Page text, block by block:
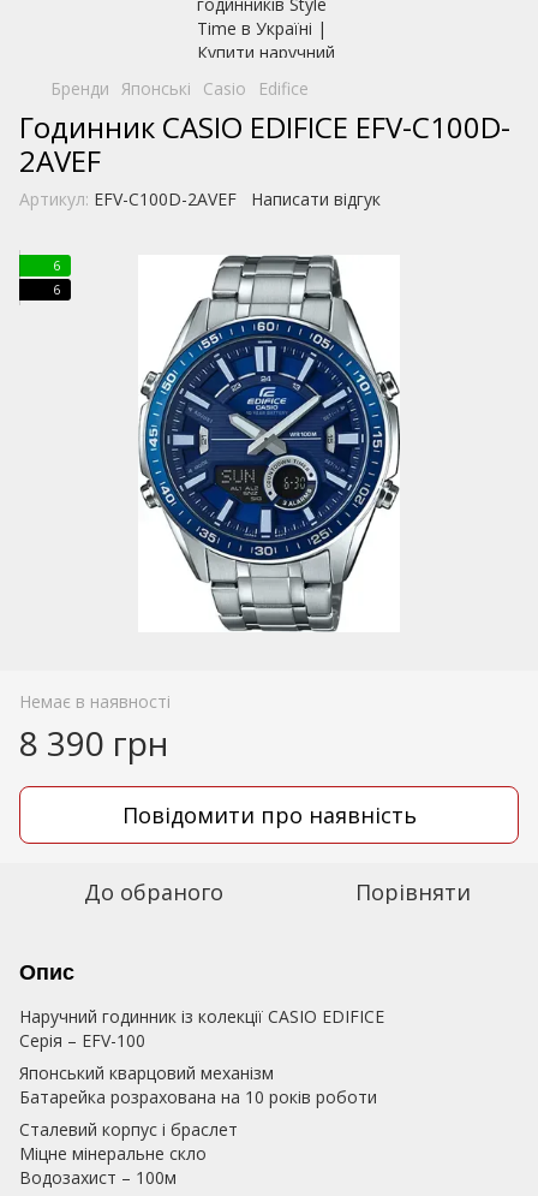
Бренди Японські Casio Edifice
Годинник CASIO EDIFICE EFV-C100D-
2AVEF
Артикул: EFV-C100D-2AVEF Написати відгук
6
6
Немає в наявності
8 390 грн
Повідомити про наявність
До обраного Порівняти
Опис
Наручний годинник із колекції CASIO EDIFICE
Серія – EFV-100
Японський кварцовий механізм
Батарейка розрахована на 10 років роботи
Сталевий корпус і браслет
Міцне мінеральне скло
Водозахист – 100м